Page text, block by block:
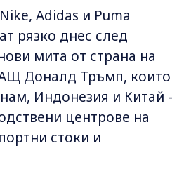
Adidas и Puma
рязко днес след
мита от страна на
Доналд Тръмп, които
Индонезия и Китай -
центрове на
стоки и